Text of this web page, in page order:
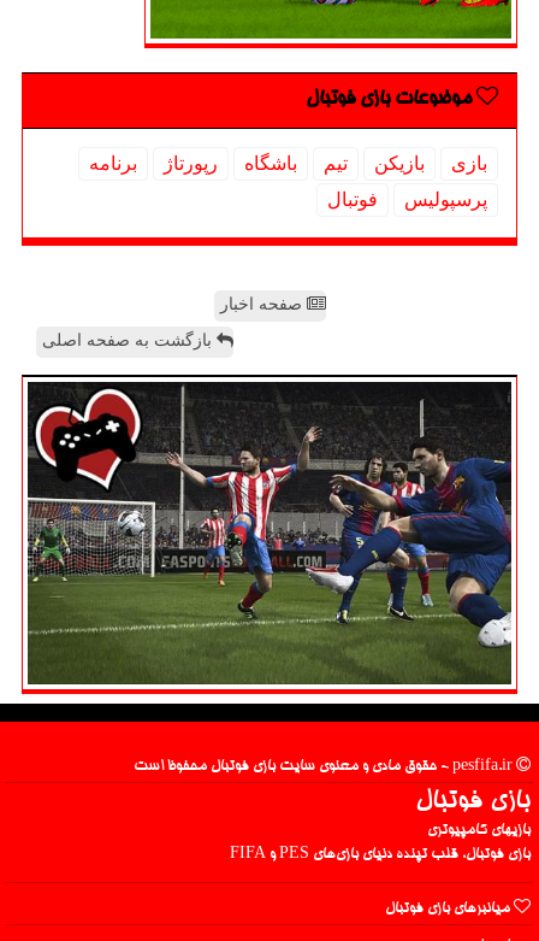
موضوعات بازی فوتبال
بازی بازیكن تیم باشگاه رپورتاژ
برنامه
پرسپولیس
فوتبال
صفحه اخبار
بازگشت به صفحه اصلی
بازی فوتبال
بازیهای کامپیوتری
بازی فوتبال، قلب تپنده دنیای بازی‌های PES و FIFA
میانبرهای بازی فوتبال